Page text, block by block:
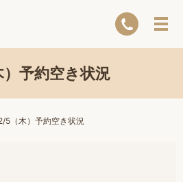
予約空き状況
5（木）予約空き状況